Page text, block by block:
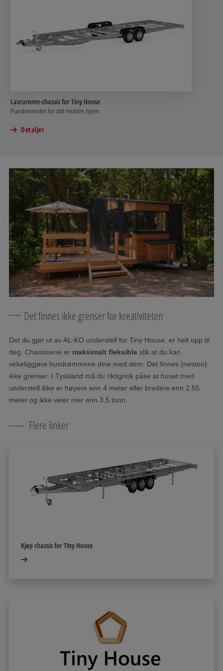
Lavramme-chassis for Tiny House
Fundamentet for ditt mobile hjem
Detaljer
Det finnes ikke grenser for kreativiteten
Det du gjør ut av AL-KO understell for Tiny House, er helt opp til
deg. Chassisene er maksimalt fleksible slik at du kan
virkeliggjøre husdrømmene dine med dem. Det finnes (nesten)
ikke grenser. I Tyskland må du riktignok påse at huset med
understell ikke er høyere enn 4 meter eller bredere enn 2,55
meter og ikke veier mer enn 3,5 tonn.
Flere linker
Kjøp chassis for Tiny House